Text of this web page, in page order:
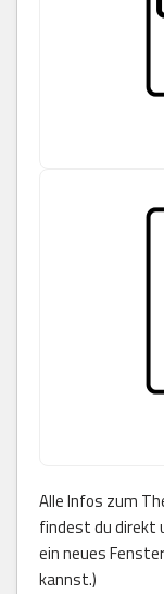
Alle Infos zum
findest du direkt
ein neues
kannst.)